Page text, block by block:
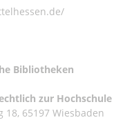
Bibliotheken
zur Hochschule
18, 65197 Wiesbaden